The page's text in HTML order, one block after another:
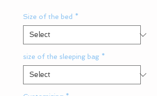
Size of the bed *
size of the sleeping bag *